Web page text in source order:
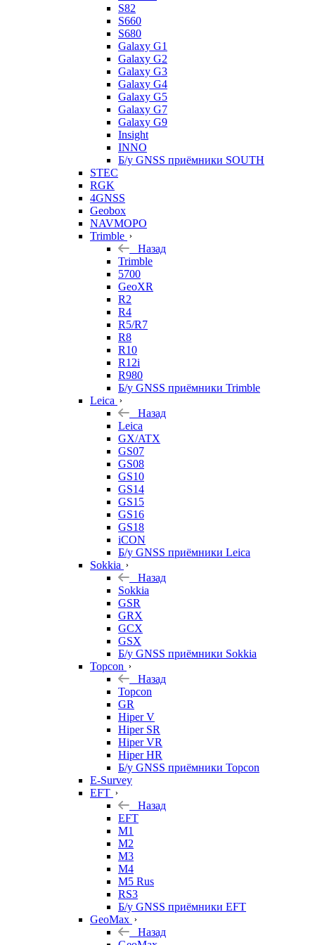
S82
S660
S680
Galaxy G1
Galaxy G2
Galaxy G3
Galaxy G4
Galaxy G5
Galaxy G7
Galaxy G9
Insight
INNO
Б/у GNSS приёмники SOUTH
STEC
RGK
4GNSS
Geobox
NAVMOPO
Trimble
Назад
Trimble
5700
GeoXR
R2
R4
R5/R7
R8
R10
R12i
R980
Б/у GNSS приёмники Trimble
Leica
Назад
Leica
GX/ATX
GS07
GS08
GS10
GS14
GS15
GS16
GS18
iCON
Б/у GNSS приёмники Leica
Sokkia
Назад
Sokkia
GSR
GRX
GCX
GSX
Б/у GNSS приёмники Sokkia
Topcon
Назад
Topcon
GR
Hiper V
Hiper SR
Hiper VR
Hiper HR
Б/у GNSS приёмники Topcon
E-Survey
EFT
Назад
EFT
M1
M2
M3
M4
M5 Rus
RS3
Б/у GNSS приёмники EFT
GeoMax
Назад